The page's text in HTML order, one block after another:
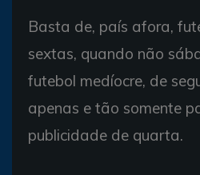
Basta de, país afora,
sextas, quando não
futebol medíocre, de
apenas e tão somente
publicidade de quarta.